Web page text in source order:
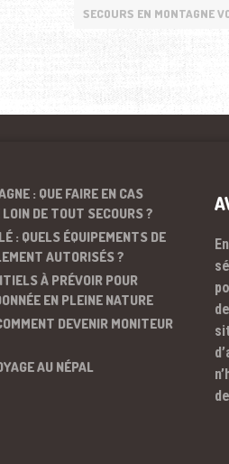
SECOURS EN MONTAGNE
: QUE FAIRE EN CAS
LOIN DE TOUT SECOURS ?
: QUELS ÉQUIPEMENTS DE
AUTORISÉS ?
À PRÉVOIR POUR
EN PLEINE NATURE
DEVENIR MONITEUR
AU NÉPAL